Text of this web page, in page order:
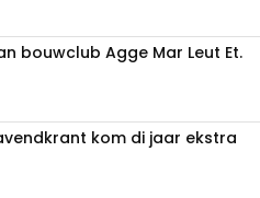
bouwclub Agge Mar Leut Et.
kom di jaar ekstra